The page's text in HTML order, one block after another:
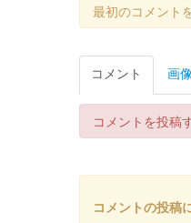
佐和山城
販売終了
2024年12月21、
佐和山城
2024年12月21、
最初のコメント
コメント 画
コメントを投稿
コメントの投稿